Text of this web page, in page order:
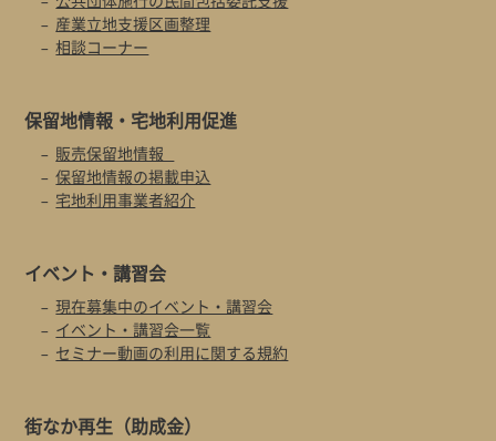
産業立地支援区画整理
相談コーナー
保留地情報・ 宅地利用促進
販売保留地情報
保留地情報の掲載申込
宅地利用事業者紹介
イベント・講習会
現在募集中のイベント・講習会
イベント・講習会一覧
セミナー動画の利用に関する規約
街なか再生 （助成金）